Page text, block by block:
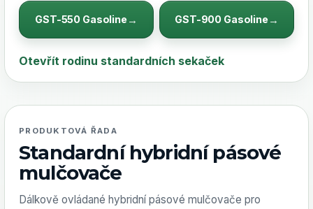
GST-550 Gasoline GST-900 Gasoline
Otevřít rodinu standardních sekaček
PRODUKTOVÁ ŘADA
Standardní hybridní pásové
mulčovače
Dálkově ovládané hybridní pásové mulčovače pro